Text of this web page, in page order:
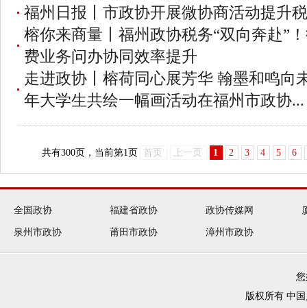
福州日报丨市政协开展微协商活动提升
榕你来商量丨福州政协税务“双向奔赴”
费业务问办协同效率提升
走进政协丨榕荷同心展芳华 翰墨和鸣
年大学生共绘一幅画活动在福州市政协...
共有300页，当前第1页 首页 上一页 1 2 3 4 5 6
全国政协 福建省政协 政协传媒网
泉州市政协 莆田市政协 漳州市政协
版权所有 中